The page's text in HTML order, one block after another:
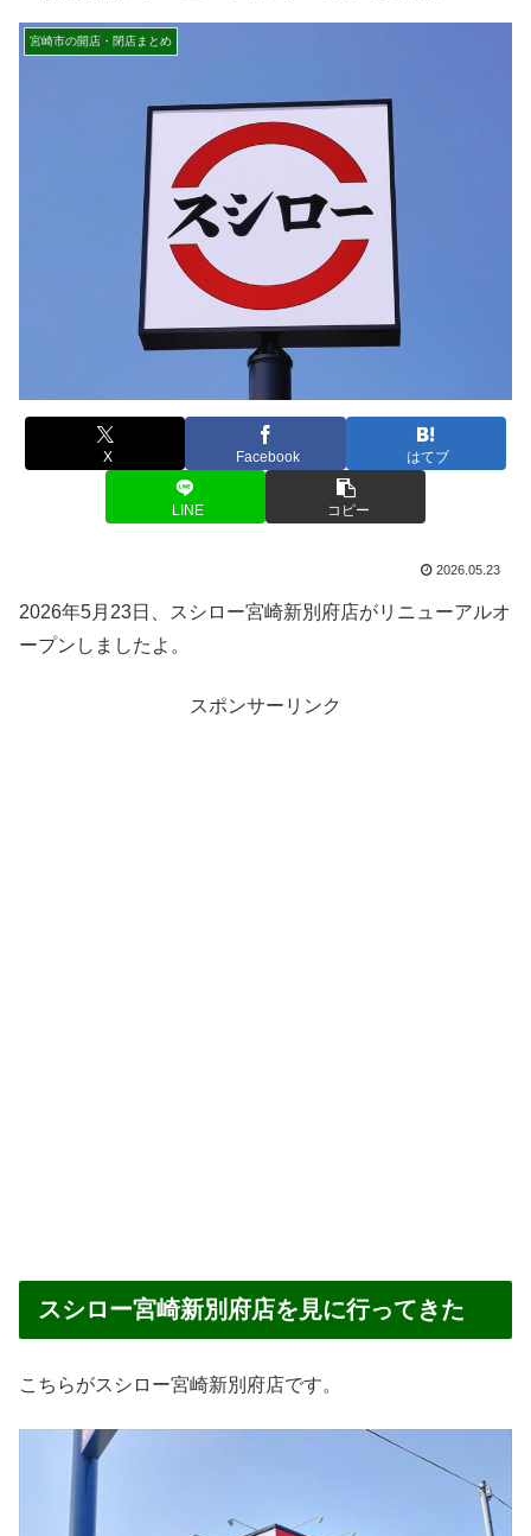
宮崎市の開店・閉店まとめ
X Facebook はてブ
LINE コピー
2026.05.23
2026年5月23日、スシロー宮崎新別府店がリニューアルオ
ープンしましたよ。
スポンサーリンク
スシロー宮崎新別府店を見に行ってきた
こちらがスシロー宮崎新別府店です。